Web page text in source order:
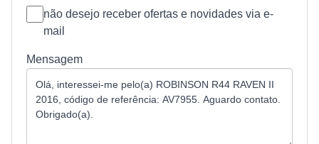
não desejo receber ofertas e novidades via e-
mail
Mensagem